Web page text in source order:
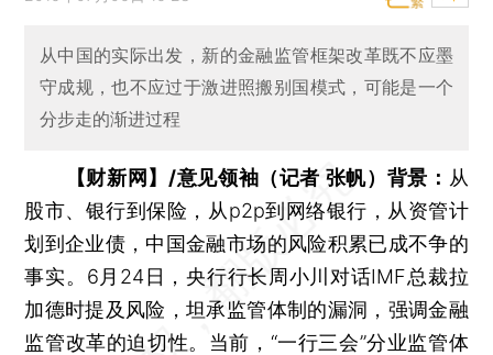
从中国的实际出发，新的金融监管框架改革既不应墨
守成规，也不应过于激进照搬别国模式，可能是一个
分步走的渐进过程
【财新网】/意见领袖（记者 张帆）背景： 从
股市、银行到保险，从p2p到网络银行，从资管计
划到企业债，中国金融市场的风险积累已成不争的
事实。6月24日，央行行长周小川对话IMF总裁拉
加德时提及风险，坦承监管体制的漏洞，强调金融
监管改革的迫切性。当前，“一行三会”分业监管体